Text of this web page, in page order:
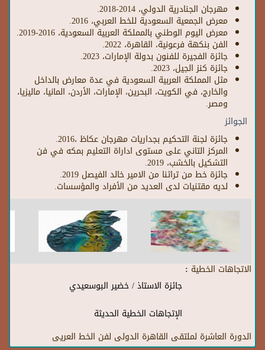
مهرجان الجنادرية الدولي، 2014-2018.
معرض الجمعية السعودية للخط العربي، 2016.
معرض اليوم الوطني بالمملكة العربية السعودية، 2016-2019.
الفن بنكهة فرعونية، القاهرة، 2022.
جائزة الفجيرة للفنون بدولة الإمارات، 2023.
جائزة كنز الجيل، 2023.
مثل المملكة العربية السعودية في عدة معارض بالداخل
والخارج، في الكويت، البحرين، الإمارات، الأردن، المانيا، ماليزيا،
ومصر.
الجوائز
جائزة لجنة التحكيم بجداريات مهرجان عكاظ ،2016.
المركز التاني على مستوى اداراة التعليم بمكه في فن
التشكيل بالخشب، 2019.
جائزة خط من تراثنا من الامير خالد الفيصل 2019.
لديه مقتنيات لدى العديد من الأفراد والمؤسسات.
الاتجاهات الخطية :
جائزة الاستاذ / خضير البوسعيدي
الإتجاهات الخطية الحديثة
الدورة العاشرة لملتقى القاهرة الدولى لفن الخط العريى